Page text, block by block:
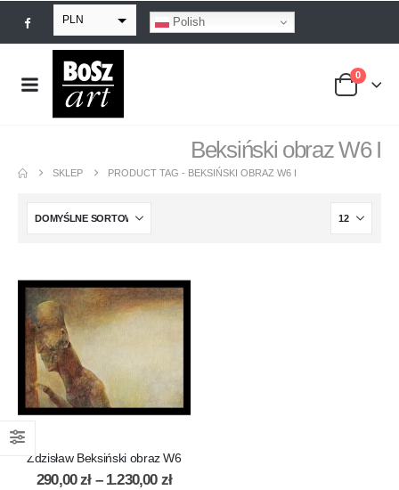
PLN
EUR
USD
Polish
0
Beksiński obraz W6 I
SKLEP PRODUCT TAG - BEKSIŃSKI OBRAZ W6 I
Zdzisław Beksiński obraz W6
290,00zł – 1.230,00 zł